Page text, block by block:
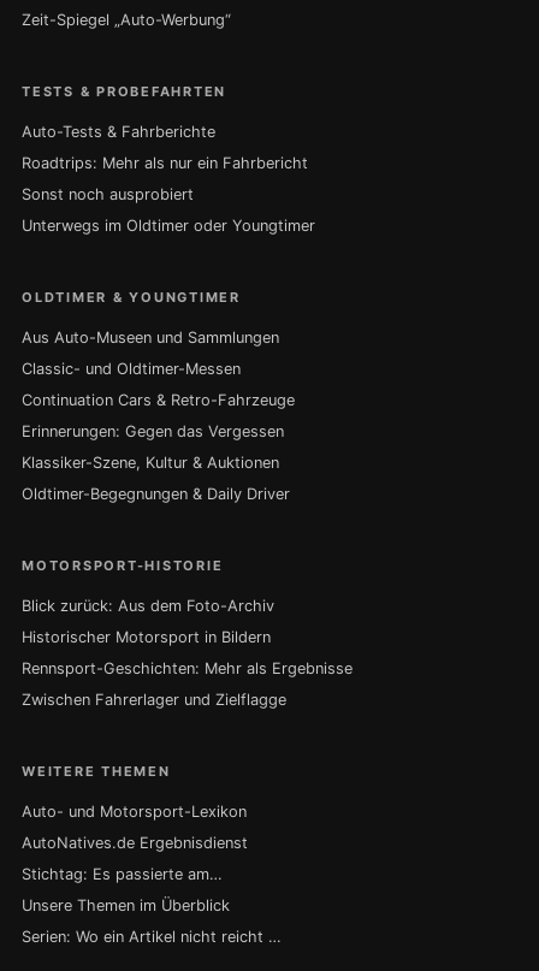
Zeit-Spiegel „Auto-Werbung“
TESTS & PROBEFAHRTEN
Auto-Tests & Fahrberichte
Roadtrips: Mehr als nur ein Fahrbericht
Sonst noch ausprobiert
Unterwegs im Oldtimer oder Youngtimer
OLDTIMER & YOUNGTIMER
Aus Auto-Museen und Sammlungen
Classic- und Oldtimer-Messen
Continuation Cars & Retro-Fahrzeuge
Erinnerungen: Gegen das Vergessen
Klassiker-Szene, Kultur & Auktionen
Oldtimer-Begegnungen & Daily Driver
MOTORSPORT-HISTORIE
Blick zurück: Aus dem Foto-Archiv
Historischer Motorsport in Bildern
Rennsport-Geschichten: Mehr als Ergebnisse
Zwischen Fahrerlager und Zielflagge
WEITERE THEMEN
Auto- und Motorsport-Lexikon
AutoNatives.de Ergebnisdienst
Stichtag: Es passierte am…
Unsere Themen im Überblick
Serien: Wo ein Artikel nicht reicht …